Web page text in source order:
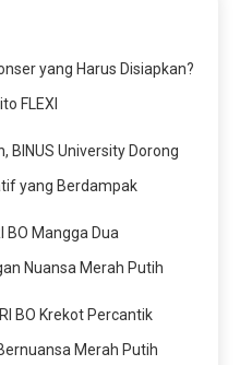
yang Harus Disiapkan?
FLEXI
BINUS University Dorong
yang Berdampak
BO Mangga Dua
Nuansa Merah Putih
BO Krekot Percantik
Merah Putih